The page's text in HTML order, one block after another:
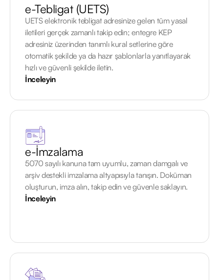
e-Tebligat (UETS)
UETS elektronik tebligat adresinize gelen tüm yasal
iletileri gerçek zamanlı takip edin; entegre KEP
adresiniz üzerinden tanımlı kural setlerine göre
otomatik şekilde ya da hazır şablonlarla yanıtlayarak
hızlı ve güvenli şekilde iletin.
İnceleyin
e-İmzalama
5070 sayılı kanuna tam uyumlu, zaman damgalı ve
arşiv destekli imzalama altyapısıyla tanışın. Doküman
oluşturun, imza alın, takip edin ve güvenle saklayın.
İnceleyin